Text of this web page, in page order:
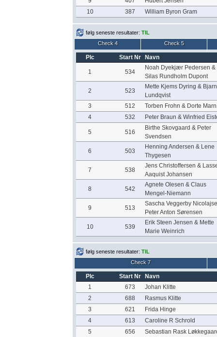
10
387 William Byron Gram
følg seneste resultater: TIL
Check 4
Check 5
Plc Start Nr Navn
1 534
Noah Dyekjær Pedersen &
Silas Rundholm Dupont
2 523
Mette Kjems Dyring &
Lundqvist
3
512
Torben Frohn & Dorte
4
532 Peter Braun & Winfried
5 516
Birthe Skovgaard & Peter
Svendsen
6 503
Henning Andersen & Lene
Thygesen
7 538
Jens Christoffersen &
Aaquist Johansen
8 542
Agnete Olesen & Claus
Mengel-Niemann
9 513
Sascha Veggerby
Peter Anton Sørensen
10 539
Erik Steen Jensen & Mette
Marie Weinrich
følg seneste resultater: TIL
Check 7
Plc Start Nr
Navn
1
673
Johan Klitte
2
688
Rasmus Klitte
3
621
Frida Hinge
4
613
Caroline R Schrold
5
656 Sebastian Rask